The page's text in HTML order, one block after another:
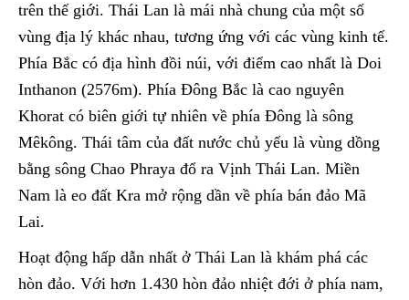
trên thế giới. Thái Lan là mái nhà chung của một số
vùng địa lý khác nhau, tương ứng với các vùng kinh tế.
Phía Bắc có địa hình đồi núi, với điểm cao nhất là Doi
Inthanon (2576m). Phía Đông Bắc là cao nguyên
Khorat có biên giới tự nhiên về phía Đông là sông
Mêkông. Thái tâm của đất nước chủ yếu là vùng dồng
bằng sông Chao Phraya đổ ra Vịnh Thái Lan. Miền
Nam là eo đất Kra mở rộng dần về phía bán đảo Mã
Lai.
Hoạt động hấp dẫn nhất ở Thái Lan là khám phá các
hòn đảo. Với hơn 1.430 hòn đảo nhiệt đới ở phía nam,